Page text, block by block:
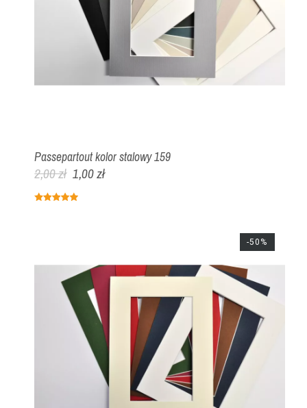
Passepartout kolor stalowy 159
2,00 zł 1,00 zł
-50%